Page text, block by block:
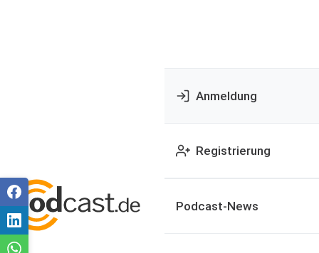
Anmeldung
Registrierung
Podcast-News